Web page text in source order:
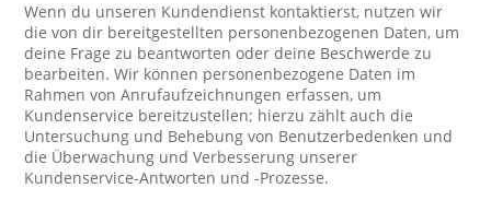
Wenn du unseren Kundendienst kontaktierst, nutzen wir
die von dir bereitgestellten personenbezogenen Daten, um
deine Frage zu beantworten oder deine Beschwerde zu
bearbeiten. Wir können personenbezogene Daten im
Rahmen von Anrufaufzeichnungen erfassen, um
Kundenservice bereitzustellen; hierzu zählt auch die
Untersuchung und Behebung von Benutzerbedenken und
die Überwachung und Verbesserung unserer
Kundenservice-Antworten und -Prozesse.